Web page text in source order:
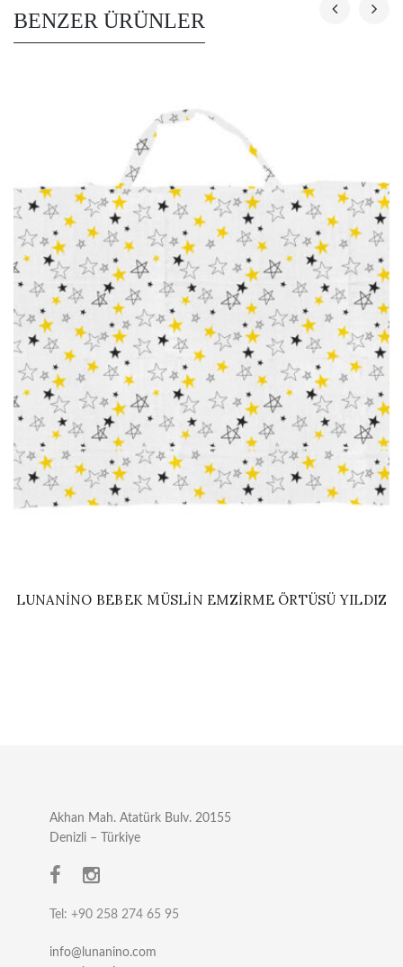
BENZER ÜRÜNLER
LUNANINO BEBEK MÜSLIN EMZIRME ÖRTÜSÜ YILDIZ
Akhan Mah. Atatürk Bulv. 20155
Denizli – Türkiye
Tel: +90 258 274 65 95
info@lunanino.com